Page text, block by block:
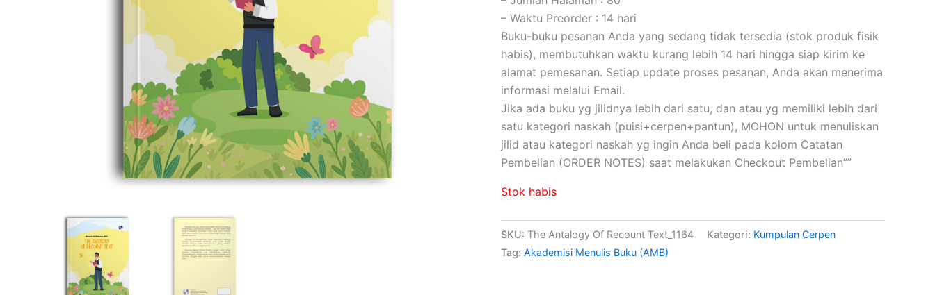
– Waktu Preorder : 14 hari
Buku-buku pesanan Anda yang sedang tidak tersedia (stok produk fisik
habis), membutuhkan waktu kurang lebih 14 hari hingga siap kirim ke
alamat pemesanan. Setiap update proses pesanan, Anda akan menerima
informasi melalui Email.
Jika ada buku yg jilidnya lebih dari satu, dan atau yg memiliki lebih dari
satu kategori naskah (puisi+cerpen+pantun), MOHON untuk menuliskan
jilid atau kategori naskah yg ingin Anda beli pada kolom Catatan
Pembelian (ORDER NOTES) saat melakukan Checkout Pembelian””
Stok habis
SKU: The Antalogy Of Recount Text_1164 Kategori: Kumpulan Cerpen
Tag: Akademisi Menulis Buku (AMB)